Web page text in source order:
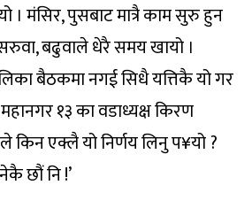
। मंसिर, पुसबाट मात्रै काम सुरु हुन
बढुवाले धेरै समय खायो ।
बैठकमा नगई सिधै यत्तिकै यो गर
महानगर १३ का वडाध्यक्ष किरण
किन एक्लै यो निर्णय लिनु प¥यो ?
छौं नि !’